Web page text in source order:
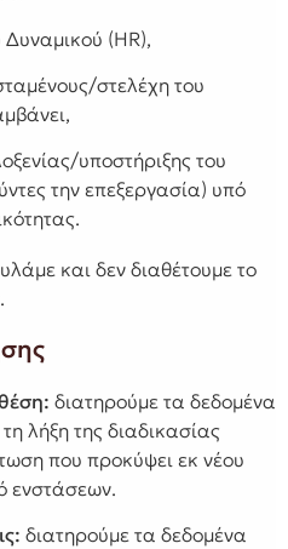
(HR),
στελέχη του
υποστήριξης του
την επεξεργασία) υπό
και δεν διαθέτουμε το
διατηρούμε τα δεδομένα
λήξη της διαδικασίας
που προκύψει εκ νέου
ενστάσεων.
διατηρούμε τα δεδομένα